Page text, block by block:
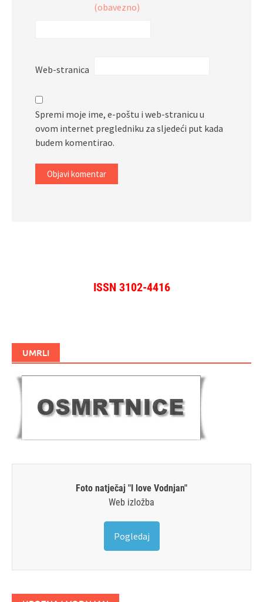
(obavezno)
Web-stranica
Spremi moje ime, e-poštu i web-stranicu u
ovom internet pregledniku za sljedeći put kada
budem komentirao.
ISSN 3102-4416
UMRLI
Foto natječaj "I love Vodnjan"
Web izložba
Pogledaj